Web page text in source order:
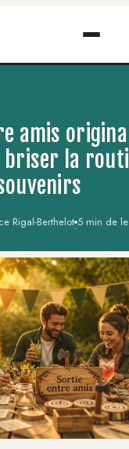
amis
briser la
Rigal-Berthelot·5 min de